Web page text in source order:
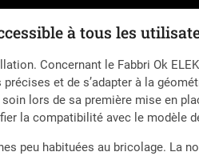
à tous les
Concernant le Fabbri Ok
et de s’adapter à la
lors de sa première mise en
la compatibilité avec le modèle
peu habituées au bricolage.